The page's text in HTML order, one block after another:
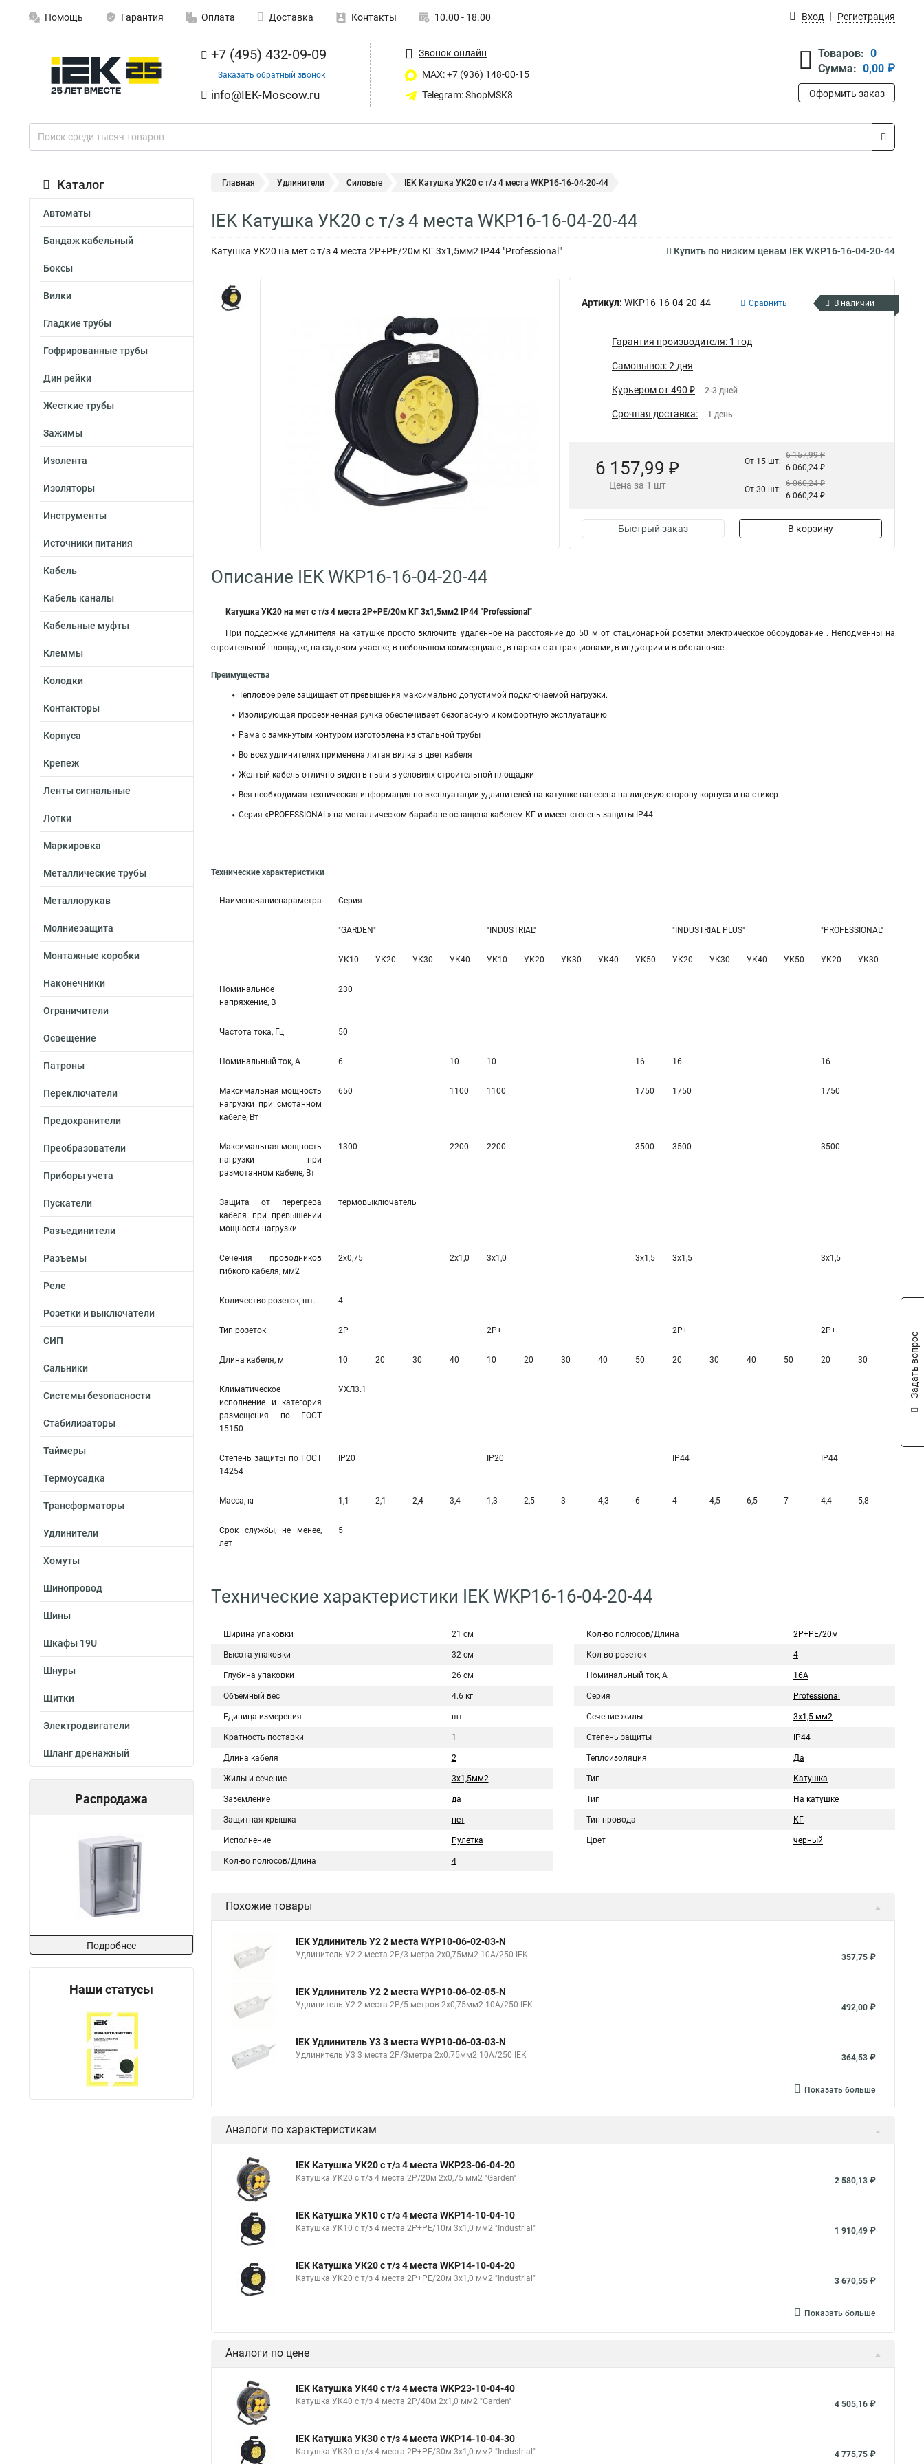
Помощь Гарантия Оплата Доставка Контакты 10.00 - 18.00 Вход Регистрация
+7 (495) 432-09-09
Заказать обратный звонок
info@IEK-Moscow.ru
Звонок онлайн
MAX: +7 (936) 148-00-15
Telegram: ShopMSK8
Товаров: 0
Сумма: 0,00 ₽
Оформить заказ
Каталог
Автоматы
Бандаж кабельный
Боксы
Вилки
Гладкие трубы
Гофрированные трубы
Дин рейки
Жесткие трубы
Зажимы
Изолента
Изоляторы
Инструменты
Источники питания
Кабель
Кабель каналы
Кабельные муфты
Клеммы
Колодки
Контакторы
Корпуса
Крепеж
Ленты сигнальные
Лотки
Маркировка
Металлические трубы
Металлорукав
Молниезащита
Монтажные коробки
Наконечники
Ограничители
Освещение
Патроны
Переключатели
Предохранители
Преобразователи
Приборы учета
Пускатели
Разъединители
Разъемы
Реле
Розетки и выключатели
СИП
Сальники
Системы безопасности
Стабилизаторы
Таймеры
Термоусадка
Трансформаторы
Удлинители
Хомуты
Шинопровод
Шины
Шкафы 19U
Шнуры
Щитки
Электродвигатели
Шланг дренажный
Распродажа
Подробнее
Наши статусы
Главная Удлинители Силовые IEK Катушка УК20 с т/з 4 места WKP16-16-04-20-44
IEK Катушка УК20 с т/з 4 места WKP16-16-04-20-44
Катушка УК20 на мет с т/з 4 места 2Р+PЕ/20м КГ 3х1,5мм2 IP44 "Professional" Купить по низким ценам IEK WKP16-16-04-20-44
Артикул: WKP16-16-04-20-44 Сравнить В наличии
Гарантия производителя: 1 год
Самовывоз: 2 дня
Курьером от 490 ₽ 2-3 дней
Срочная доставка: 1 день
6 157,99 ₽
Цена за 1 шт
От 15 шт:
6 157,99 ₽
6 060,24 ₽
От 30 шт:
6 060,24 ₽
6 060,24 ₽
Быстрый заказ В корзину
Описание IEK WKP16-16-04-20-44
Катушка УК20 на мет с т/з 4 места 2Р+PЕ/20м КГ 3х1,5мм2 IP44 "Professional"
При поддержке удлинителя на катушке просто включить удаленное на расстояние до 50 м от стационарной розетки электрическое оборудование . Неподменны на
строительной площадке, на садовом участке, в небольшом коммерциале , в парках с аттракционами, в индустрии и в обстановке
Преимущества
Тепловое реле защищает от превышения максимально допустимой подключаемой нагрузки.
Изолирующая прорезиненная ручка обеспечивает безопасную и комфортную эксплуатацию
Рама с замкнутым контуром изготовлена из стальной трубы
Во всех удлинителях применена литая вилка в цвет кабеля
Желтый кабель отлично виден в пыли в условиях строительной площадки
Вся необходимая техническая информация по эксплуатации удлинителей на катушке нанесена на лицевую сторону корпуса и на стикер
Серия «PROFESSIONAL» на металлическом барабане оснащена кабелем КГ и имеет степень защиты IP44
Технические характеристики
Наименованиепараметра Серия
"GARDEN" "INDUSTRIAL" "INDUSTRIAL PLUS" "PROFESSIONAL"
УК10 УК20 УК30 УК40 УК10 УК20 УК30 УК40 УК50 УК20 УК30 УК40 УК50 УК20 УК30
Номинальное
напряжение, В
230
Частота тока, Гц 50
Номинальный ток, А 6 10 10 16 16 16
Максимальная мощность
нагрузки при смотанном
кабеле, Вт
650 1100 1100 1750 1750 1750
Максимальная мощность
нагрузки при
размотанном кабеле, Вт
1300 2200 2200 3500 3500 3500
Защита от перегрева
кабеля при превышении
мощности нагрузки
термовыключатель
Сечения проводников
гибкого кабеля, мм2
2х0,75 2х1,0 3х1,0 3х1,5 3х1,5 3х1,5
Количество розеток, шт. 4
Тип розеток 2Р 2Р+ 2Р+ 2Р+
Длина кабеля, м 10 20 30 40 10 20 30 40 50 20 30 40 50 20 30
Климатическое
исполнение и категория
размещения по ГОСТ
15150
УХЛ3.1
Степень защиты по ГОСТ
14254
IP20 IP20 IP44 IP44
Масса, кг 1,1 2,1 2,4 3,4 1,3 2,5 3 4,3 6 4 4,5 6,5 7 4,4 5,8
Срок службы, не менее,
лет
5
Технические характеристики IEK WKP16-16-04-20-44
Ширина упаковки 21 см
Высота упаковки 32 см
Глубина упаковки 26 см
Объемный вес 4.6 кг
Единица измерения шт
Кратность поставки 1
Длина кабеля 2
Жилы и сечение 3х1,5мм2
Заземление да
Защитная крышка нет
Исполнение Рулетка
Кол-во полюсов/Длина 4
Кол-во полюсов/Длина 2Р+PЕ/20м
Кол-во розеток 4
Номинальный ток, А 16A
Серия Professional
Сечение жилы 3х1,5 мм2
Степень защиты IP44
Теплоизоляция Да
Тип Катушка
Тип На катушке
Тип провода КГ
Цвет черный
Похожие товары
IEK Удлинитель У2 2 места WYP10-06-02-03-N
Удлинитель У2 2 места 2Р/3 метра 2х0,75мм2 10А/250 IEK 357,75 ₽
IEK Удлинитель У2 2 места WYP10-06-02-05-N
Удлинитель У2 2 места 2Р/5 метров 2х0,75мм2 10А/250 IEK 492,00 ₽
IEK Удлинитель У3 3 места WYP10-06-03-03-N
Удлинитель У3 3 места 2Р/3метра 2х0.75мм2 10А/250 IEK 364,53 ₽
Показать больше
Аналоги по характеристикам
IEK Катушка УК20 с т/з 4 места WKP23-06-04-20
Катушка УК20 с т/з 4 места 2Р/20м 2х0,75 мм2 "Garden" 2 580,13 ₽
IEK Катушка УК10 с т/з 4 места WKP14-10-04-10
Катушка УК10 с т/з 4 места 2Р+PЕ/10м 3х1,0 мм2 "Industrial" 1 910,49 ₽
IEK Катушка УК20 с т/з 4 места WKP14-10-04-20
Катушка УК20 с т/з 4 места 2Р+PЕ/20м 3х1,0 мм2 "Industrial" 3 670,55 ₽
Показать больше
Аналоги по цене
IEK Катушка УК40 с т/з 4 места WKP23-10-04-40
Катушка УК40 с т/з 4 места 2Р/40м 2х1,0 мм2 "Garden" 4 505,16 ₽
IEK Катушка УК30 с т/з 4 места WKP14-10-04-30
Катушка УК30 с т/з 4 места 2Р+PЕ/30м 3х1,0 мм2 "Industrial" 4 775,75 ₽
Задать вопрос